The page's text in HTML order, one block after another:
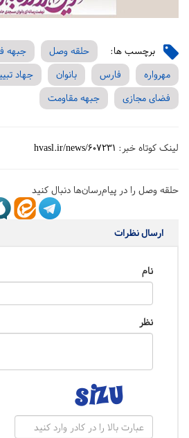
برچسب ها: حلقه وصل
جبهه
مهرواره
فارس بانوان جهاد
فضای مجازی
جبهه مقاومت
لینک کوتاه خبر: hvasl.ir/news/607231
حلقه وصل را در پیام‌رسان‌ها دنبال کنید
ارسال نظرات
نام
نظر